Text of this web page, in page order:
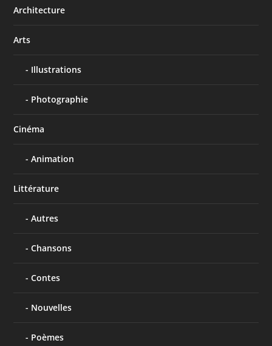
Architecture
Arts
Illustrations
Photographie
Cinéma
Animation
Littérature
Autres
Chansons
Contes
Nouvelles
Poèmes